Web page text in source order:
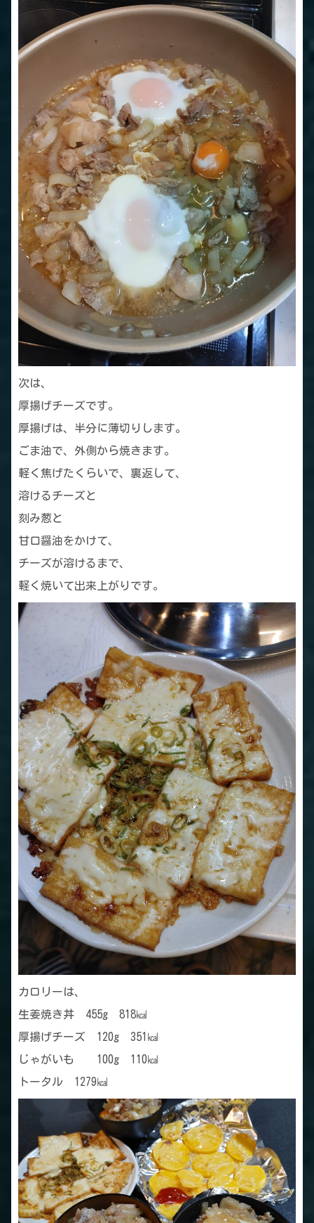
次は、
厚揚げチーズです。
厚揚げは、半分に薄切りします。
ごま油で、外側から焼きます。
軽く焦げたくらいで、裏返して、
溶けるチーズと
刻み葱と
甘口醤油をかけて、
チーズが溶けるまで、
軽く焼いて出来上がりです。
カロリーは、
生姜焼き丼 455g 818㎉
厚揚げチーズ 120g 351㎉
じゃがいも 100g 110㎉
トータル 1279㎉